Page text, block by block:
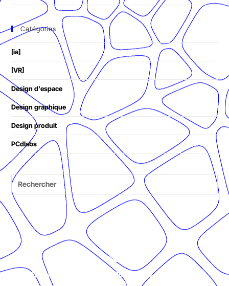
Catégories
[ia]
[VR]
Design d'espace
Design graphique
Design produit
PCdlabs
© Présent Composé design - 2024 - Tous droits réservés -
mentions légales